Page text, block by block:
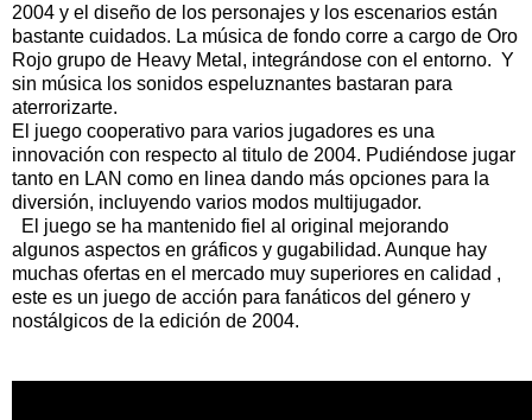
2004 y el diseño de los personajes y los escenarios están
bastante cuidados. La música de fondo corre a cargo de Oro
Rojo grupo de Heavy Metal, integrándose con el entorno. Y
sin música los sonidos espeluznantes bastaran para
aterrorizarte.
El juego cooperativo para varios jugadores es una
innovación con respecto al titulo de 2004. Pudiéndose jugar
tanto en LAN como en linea dando más opciones para la
diversión, incluyendo varios modos multijugador.
El juego se ha mantenido fiel al original mejorando
algunos aspectos en gráficos y gugabilidad. Aunque hay
muchas ofertas en el mercado muy superiores en calidad ,
este es un juego de acción para fanáticos del género y
nostálgicos de la edición de 2004.